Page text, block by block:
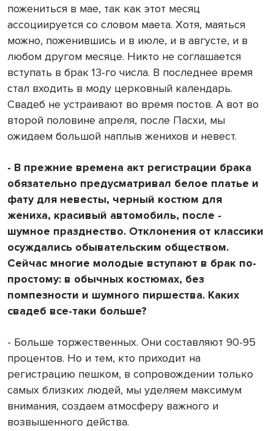
пожениться в мае, так как этот месяц
ассоциируется со словом маета. Хотя, маяться
можно, поженившись и в июле, и в августе, и в
любом другом месяце. Никто не соглашается
вступать в брак 13-го числа. В последнее время
стал входить в моду церковный календарь.
Свадеб не устраивают во время постов. А вот во
второй половине апреля, после Пасхи, мы
ожидаем большой наплыв женихов и невест.
- В прежние времена акт регистрации брака
обязательно предусматривал белое платье и
фату для невесты, черный костюм для
жениха, красивый автомобиль, после -
шумное празднество. Отклонения от классики
осуждались обывательским обществом.
Сейчас многие молодые вступают в брак по-
простому: в обычных костюмах, без
помпезности и шумного пиршества. Каких
свадеб все-таки больше?
- Больше торжественных. Они составляют 90-95
процентов. Но и тем, кто приходит на
регистрацию пешком, в сопровождении только
самых близких людей, мы уделяем максимум
внимания, создаем атмосферу важного и
возвышенного действа.